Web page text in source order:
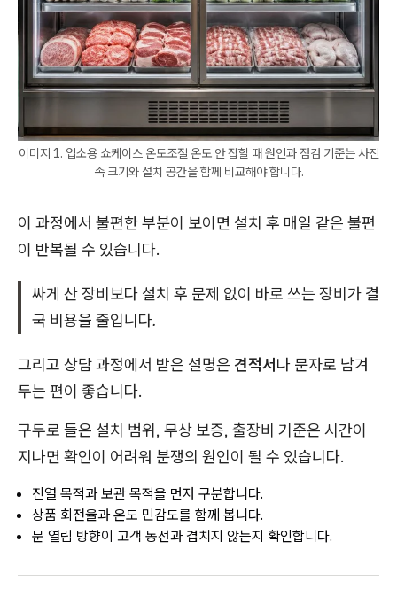
이미지 1. 업소용 쇼케이스 온도조절 온도 안 잡힐 때 원인과 점검 기준는 사진
속 크기와 설치 공간을 함께 비교해야 합니다.
이 과정에서 불편한 부분이 보이면 설치 후 매일 같은 불편
이 반복될 수 있습니다.
싸게 산 장비보다 설치 후 문제 없이 바로 쓰는 장비가 결
국 비용을 줄입니다.
그리고 상담 과정에서 받은 설명은 견적서나 문자로 남겨
두는 편이 좋습니다.
구두로 들은 설치 범위, 무상 보증, 출장비 기준은 시간이
지나면 확인이 어려워 분쟁의 원인이 될 수 있습니다.
진열 목적과 보관 목적을 먼저 구분합니다.
상품 회전율과 온도 민감도를 함께 봅니다.
문 열림 방향이 고객 동선과 겹치지 않는지 확인합니다.